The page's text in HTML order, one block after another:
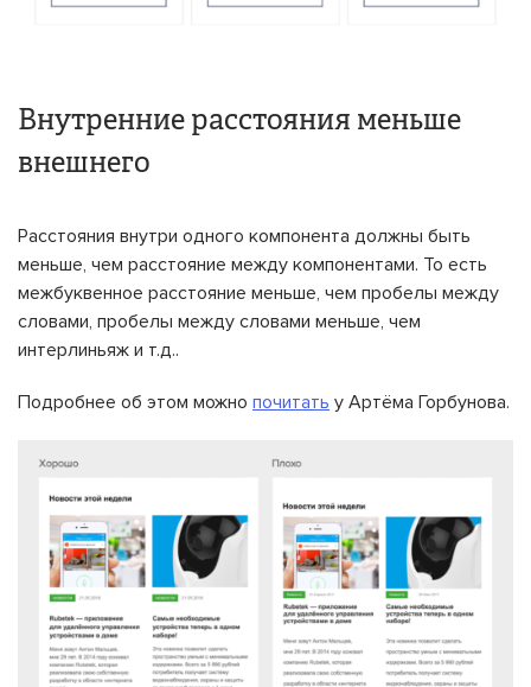
Внутренние расстояния меньше
внешнего
Расстояния внутри одного компонента должны быть
меньше, чем расстояние между компонентами. То есть
межбуквенное расстояние меньше, чем пробелы между
словами, пробелы между словами меньше, чем
интерлиньяж и т.д..
Подробнее об этом можно почитать у Артёма Горбунова.